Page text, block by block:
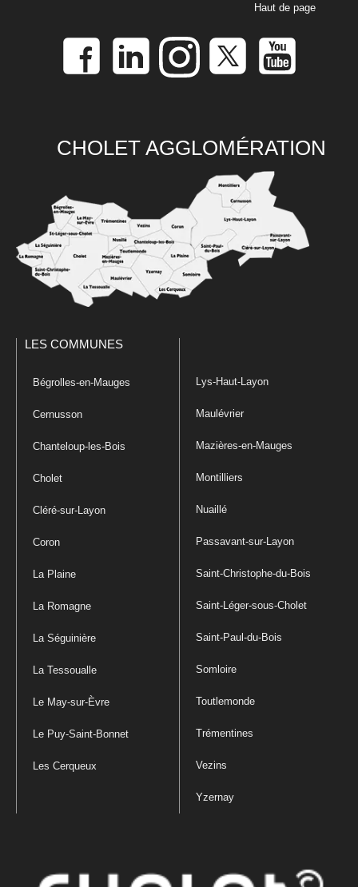
Haut de page
CHOLET AGGLOMÉRATION
LES COMMUNES
Bégrolles-en-Mauges
Cernusson
Chanteloup-les-Bois
Cholet
Cléré-sur-Layon
Coron
La Plaine
La Romagne
La Séguinière
La Tessoualle
Le May-sur-Èvre
Le Puy-Saint-Bonnet
Les Cerqueux
Lys-Haut-Layon
Maulévrier
Mazières-en-Mauges
Montilliers
Nuaillé
Passavant-sur-Layon
Saint-Christophe-du-Bois
Saint-Léger-sous-Cholet
Saint-Paul-du-Bois
Somloire
Toutlemonde
Trémentines
Vezins
Yzernay